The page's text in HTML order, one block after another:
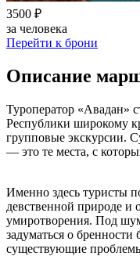
3500 ₽
за человека
Перейти к брони
Описание
Туроператор «Авадан»
Республики широкому
групповые экскурсии.
— это те места, с
Именно здесь туристы
девственной природе и
умиротворения. Под
задуматься о
существующие